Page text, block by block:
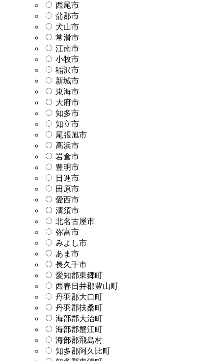
西尾市
蒲郡市
犬山市
常滑市
江南市
小牧市
稲沢市
新城市
東海市
大府市
知多市
知立市
尾張旭市
高浜市
岩倉市
豊明市
日進市
田原市
愛西市
清須市
北名古屋市
弥富市
みよし市
あま市
長久手市
愛知郡東郷町
西春日井郡豊山町
丹羽郡大口町
丹羽郡扶桑町
海部郡大治町
海部郡蟹江町
海部郡飛島村
知多郡阿久比町